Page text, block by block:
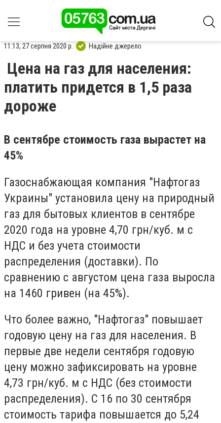
11:13, 27 серпня 2020 р. Надійне джерело
Цена на газ для населения:
платить придется в 1,5 раза
дороже
В сентябре стоимость газа вырастет на
45%
Газоснабжающая компания "Нафтогаз
Украины" установила цену на природный
газ для бытовых клиентов в сентябре
2020 года на уровне 4,70 грн/куб. м с
НДС и без учета стоимости
распределения (доставки). По
сравнению с августом цена газа выросла
на 1460 гривен (на 45%).
Что более важно, "Нафтогаз" повышает
годовую цену на газ для населения. В
первые две недели сентября годовую
цену можно зафиксировать на уровне
4,73 грн/куб. м с НДС (без стоимости
распределения). С 16 по 30 сентября
стоимость тарифа повышается до 5,24